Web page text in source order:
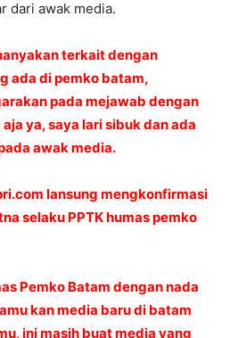
dari awak media.
terkait dengan
ada di pemko batam,
pada mejawab dengan
ya, saya lari sibuk dan ada
awak media.
lansung mengkonfirmasi
selaku PPTK humas pemko
Pemko Batam dengan nada
kan media baru di batam
ini masih buat media yang